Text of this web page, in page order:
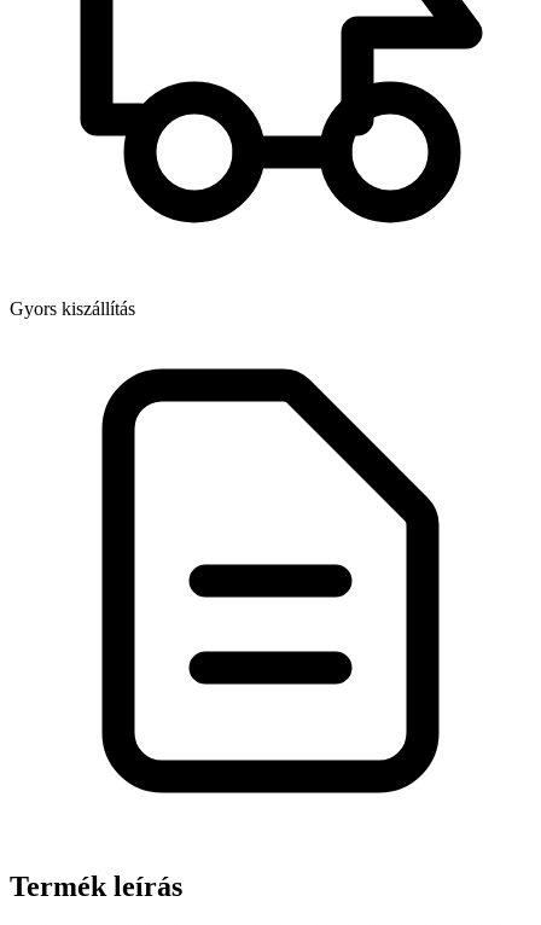
Gyors kiszállítás
Termék leírás